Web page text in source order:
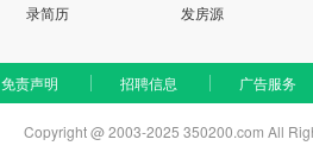
录简历
发房源
免责声明 招聘信息 广告服务
Copyright @ 2003-2025 350200.com All